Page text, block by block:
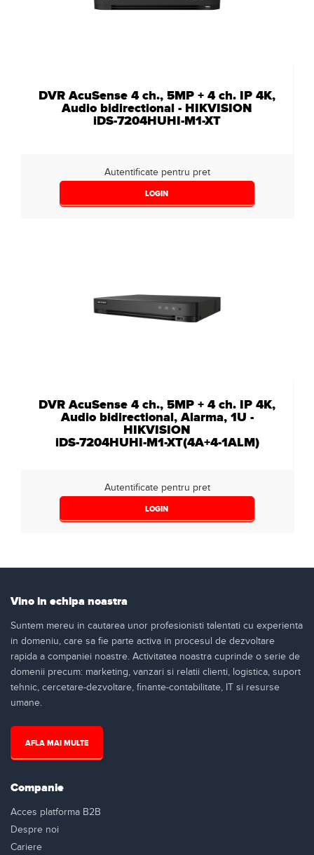
DVR AcuSense 4 ch., 5MP + 4 ch. IP 4K,
Audio bidirectional - HIKVISION
iDS-7204HUHI-M1-XT
Autentificate pentru pret
LOGIN
DVR AcuSense 4 ch., 5MP + 4 ch. IP 4K,
Audio bidirectional, Alarma, 1U -
HIKVISION
iDS-7204HUHI-M1-XT(4A+4-1ALM)
Autentificate pentru pret
LOGIN
Vino in echipa noastra
Suntem mereu in cautarea unor profesionisti talentati cu experienta
in domeniu, care sa fie parte activa in procesul de dezvoltare
rapida a companiei noastre. Activitatea noastra cuprinde o serie de
domenii precum: marketing, vanzari si relatii clienti, logistica, suport
tehnic, cercetare-dezvoltare, finante-contabilitate, IT si resurse
umane.
AFLA MAI MULTE
Companie
Acces platforma B2B
Despre noi
Cariere